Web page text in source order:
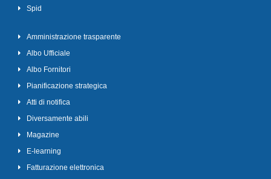
Spid
Amministrazione trasparente
Albo Ufficiale
Albo Fornitori
Pianificazione strategica
Atti di notifica
Diversamente abili
Magazine
E-learning
Fatturazione elettronica